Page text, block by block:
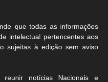
que todas as informações
intelectual pertencentes aos
sujeitas à edição sem aviso
notícias Nacionais e